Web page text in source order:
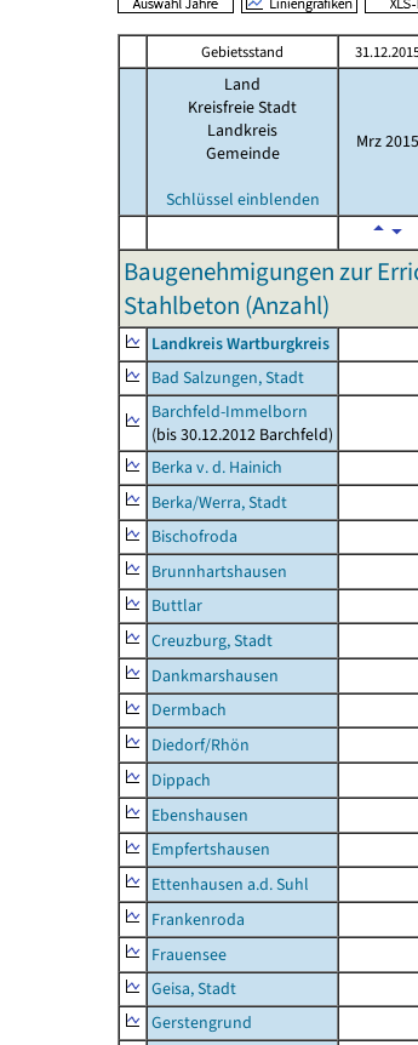
Gebietsstand
Land
Kreisfreie Stadt
Landkreis
Gemeinde
Schlüssel einblenden
Mrz 2015
Baugenehmigungen zur
Stahlbeton (Anzahl)
Landkreis Wartburgkreis
Bad Salzungen, Stadt
Barchfeld-Immelborn
(bis 30.12.2012 Barchfeld)
Berka v. d. Hainich
Berka/Werra, Stadt
Bischofroda
Brunnhartshausen
Buttlar
Creuzburg, Stadt
Dankmarshausen
Dermbach
Diedorf/Rhön
Dippach
Ebenshausen
Empfertshausen
Ettenhausen a.d. Suhl
Frankenroda
Frauensee
Geisa, Stadt
Gerstengrund